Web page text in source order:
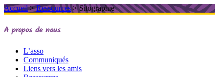
Accueil>Ressources> Sitographie
A propos de nous
L’asso
Communiqués
Liens vers les amis